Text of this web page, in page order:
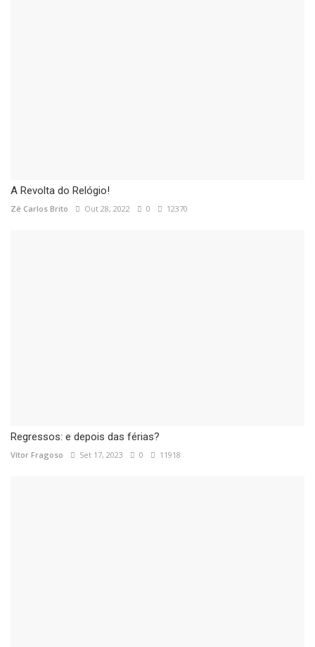
A Revolta do Relógio!
Zé Carlos Brito Out 28, 2022 0 12370
Regressos: e depois das férias?
Vítor Fragoso Set 17, 2023 0 11918